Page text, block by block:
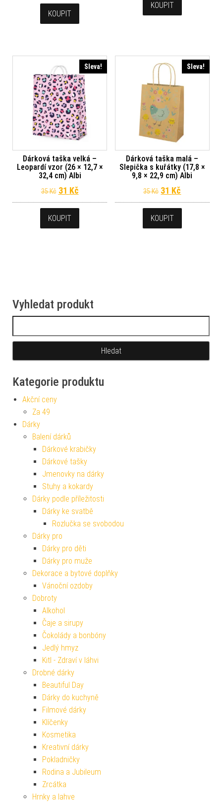
KOUPIT
KOUPIT
Sleva!
Dárková taška velká –
Leopardí vzor (26 × 12,7 ×
32,4 cm) Albi
35Kč Původní cena byla: 35 Kč.
31 KčAktuální cena je: 31 Kč.
KOUPIT
Sleva!
Dárková taška malá –
Slepička s kuřátky (17,8 ×
9,8 × 22,9 cm) Albi
35Kč Původní cena
31 Kč
KOUPIT
Vyhledat produkt
Kategorie produktu
Akční ceny
Za 49
Dárky
Balení dárků
Dárkové krabičky
Dárkové tašky
Jmenovky na dárky
Stuhy a kokardy
Dárky podle příležitosti
Dárky ke svatbě
Rozlučka se svobodou
Dárky pro
Dárky pro děti
Dárky pro muže
Dekorace a bytové doplňky
Vánoční ozdoby
Dobroty
Alkohol
Čaje a sirupy
Čokolády a bonbóny
Jedlý hmyz
Kitl - Zdraví v láhvi
Drobné dárky
Beautiful Day
Dárky do kuchyně
Filmové dárky
Klíčenky
Kosmetika
Kreativní dárky
Pokladničky
Rodina a Jubileum
Zrcátka
Hrnky a lahve